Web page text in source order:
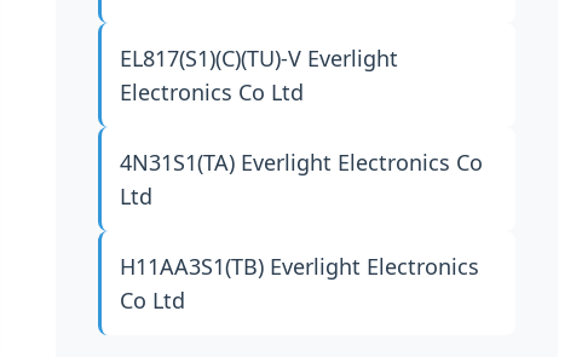
EL817(S1)(C)(TU)-V Everlight
Electronics Co Ltd
4N31S1(TA) Everlight Electronics Co
Ltd
H11AA3S1(TB) Everlight Electronics
Co Ltd